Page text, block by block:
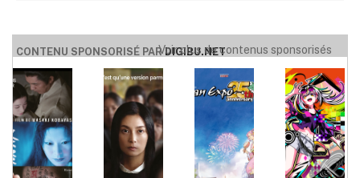
CONTENU SPONSORISÉ PARDIGIBU.NET
Voir plus de contenus sponsorisés